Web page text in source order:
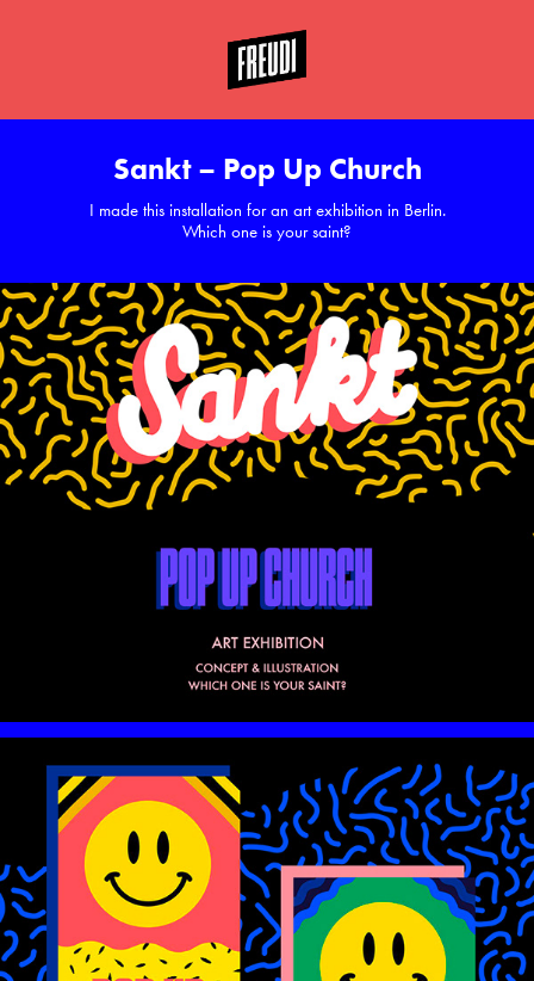
Sankt – Pop Up Church
I made this installation for an art exhibition in Berlin.
Which one is your saint?